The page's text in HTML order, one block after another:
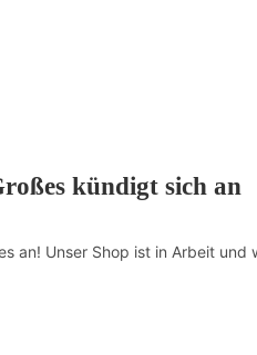
kündigt sich an
an! Unser Shop ist in Arbeit